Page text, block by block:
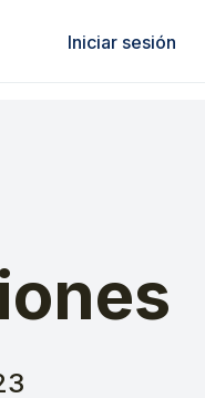
Iniciar sesión